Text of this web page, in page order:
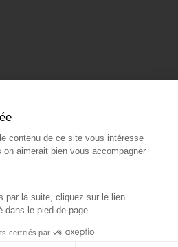
contenu de ce site vous intéresse
aimerait bien vous accompagner
par la suite, cliquez sur le lien
dans le pied de page.
certifiés par
ANNONCES PUBLIÉES
S’identifier